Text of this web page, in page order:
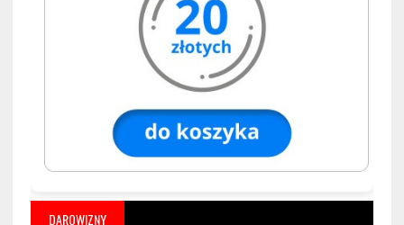
DAROWIZNY